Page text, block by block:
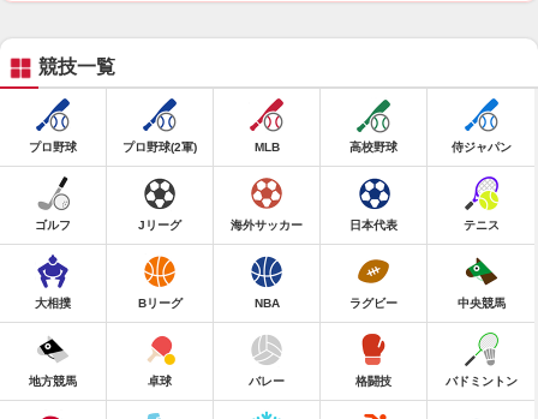
競技一覧
プロ野球 プロ野球(2軍) MLB 高校野球 侍ジャパン
ゴルフ Jリーグ 海外サッカー 日本代表 テニス
大相撲 Bリーグ NBA ラグビー 中央競馬
地方競馬 卓球 バレー 格闘技 バドミントン